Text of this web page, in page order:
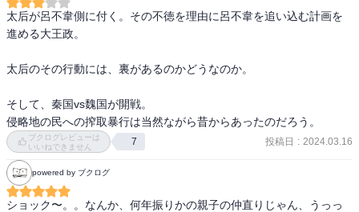
太后が呂不韋側に付く。その不徳を理由に呂不韋を追い込む計画を
進める大王政。
太后のその行動には、裏があるのかどうなのか。
そして、秦国vs魏国が開戦。
侵略地の民への搾取暴行は当然ながら昔からあったのだろう。
ブクログレビューは
いいねできません
7 投稿日 : 2024.03.16
powered by ブクログ
ショック〜。。なんか、何年振りかの親子の仲直りじゃん、うっっ